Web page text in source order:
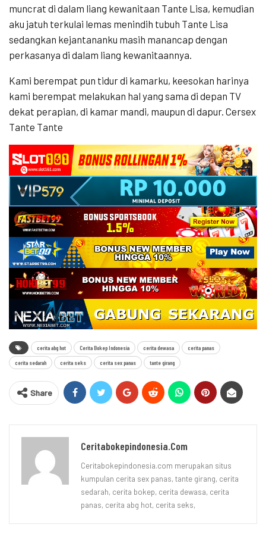
muncrat di dalam liang kewanitaan Tante Lisa, kemudian
aku jatuh terkulai lemas menindih tubuh Tante Lisa
sedangkan kejantananku masih manancap dengan
perkasanya di dalam liang kewanitaannya.
Kami berempat pun tidur di kamarku, keesokan harinya
kami berempat melakukan hal yang sama di depan TV
dekat perapian, di kamar mandi, maupun di dapur. Cersex
Tante Tante
cerita abg hot Cerita Bokep Indonesia cerita dewasa cerita panas
cerita sedarah cerita seks cerita sex panas tante girang
Share
Ceritabokepindonesia.com
Ceritabokepindonesia.com merupakan situs
kumpulan cerita sex panas, tante girang, cerita
sedarah, cerita bokep, cerita dewasa, cerita
panas, cerita abg hot, cerita seks,